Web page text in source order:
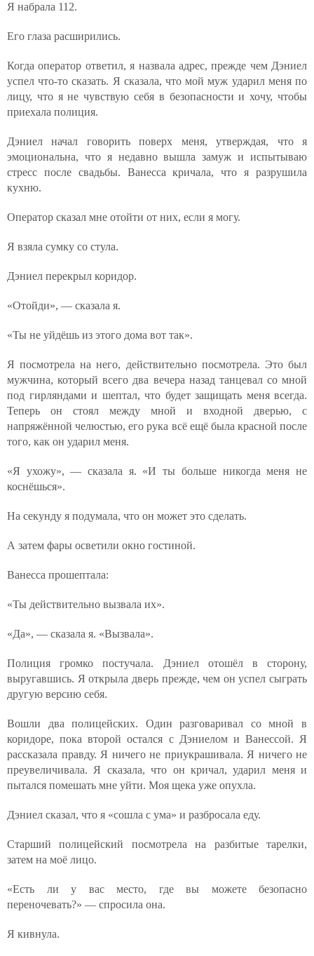
Я набрала 112.
Его глаза расширились.
Когда оператор ответил, я назвала адрес, прежде чем Дэниел
успел что-то сказать. Я сказала, что мой муж ударил меня по
лицу, что я не чувствую себя в безопасности и хочу, чтобы
приехала полиция.
Дэниел начал говорить поверх меня, утверждая, что я
эмоциональна, что я недавно вышла замуж и испытываю
стресс после свадьбы. Ванесса кричала, что я разрушила
кухню.
Оператор сказал мне отойти от них, если я могу.
Я взяла сумку со стула.
Дэниел перекрыл коридор.
«Отойди», — сказала я.
«Ты не уйдёшь из этого дома вот так».
Я посмотрела на него, действительно посмотрела. Это был
мужчина, который всего два вечера назад танцевал со мной
под гирляндами и шептал, что будет защищать меня всегда.
Теперь он стоял между мной и входной дверью, с
напряжённой челюстью, его рука всё ещё была красной после
того, как он ударил меня.
«Я ухожу», — сказала я. «И ты больше никогда меня не
коснёшься».
На секунду я подумала, что он может это сделать.
А затем фары осветили окно гостиной.
Ванесса прошептала:
«Ты действительно вызвала их».
«Да», — сказала я. «Вызвала».
Полиция громко постучала. Дэниел отошёл в сторону,
выругавшись. Я открыла дверь прежде, чем он успел сыграть
другую версию себя.
Вошли два полицейских. Один разговаривал со мной в
коридоре, пока второй остался с Дэниелом и Ванессой. Я
рассказала правду. Я ничего не приукрашивала. Я ничего не
преувеличивала. Я сказала, что он кричал, ударил меня и
пытался помешать мне уйти. Моя щека уже опухла.
Дэниел сказал, что я «сошла с ума» и разбросала еду.
Старший полицейский посмотрела на разбитые тарелки,
затем на моё лицо.
«Есть ли у вас место, где вы можете безопасно
переночевать?» — спросила она.
Я кивнула.